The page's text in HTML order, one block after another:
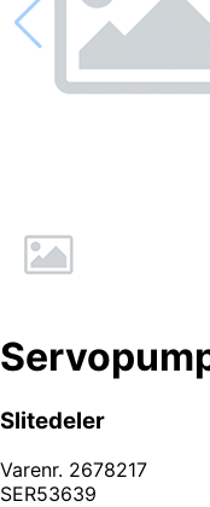
Slitedeler
Varenr. 2678217
SER53639